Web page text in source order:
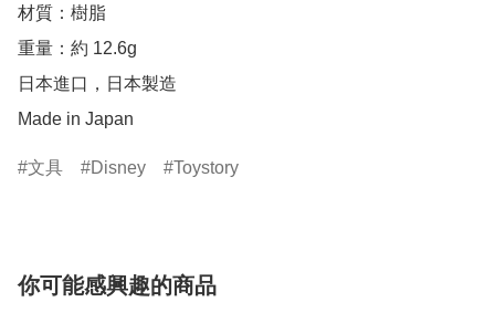
材質：樹脂
重量：約 12.6g
日本進口，日本製造
Made in Japan
文具 Disney Toystory
你可能感興趣的商品